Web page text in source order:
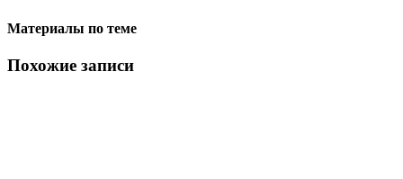
Материалы по теме
Похожие записи